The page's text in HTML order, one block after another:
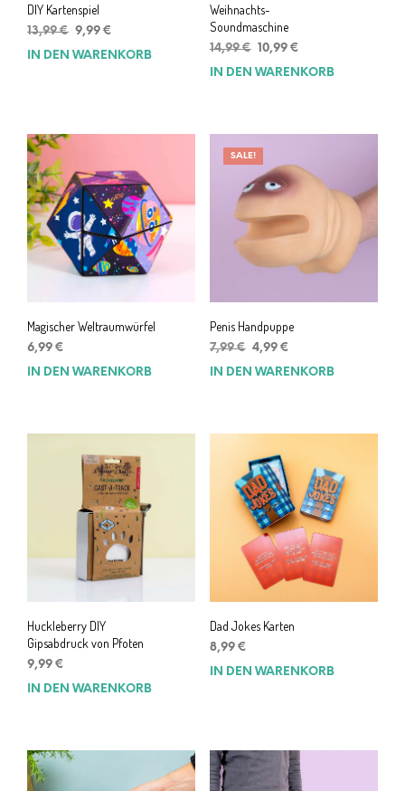
DIY Kartenspiel
13,99€ Ursprünglicher
Preis
9,99 €
Preis
IN DEN WARENKORB
Weihnachts-
Soundmaschine
14,99€ Ursprünglicher
Preis
10,99 €Aktueller
Preis
IN DEN WARENKORB
Magischer Weltraumwürfel
6,99 €
IN DEN WARENKORB
SALE!
Penis Handpuppe
7,99€ Ursprünglicher
Preis
4,99 €Aktueller
Preis
IN DEN WARENKORB
Huckleberry DIY
Gipsabdruck von Pfoten
9,99 €
IN DEN WARENKORB
Dad Jokes Karten
8,99 €
IN DEN WARENKORB